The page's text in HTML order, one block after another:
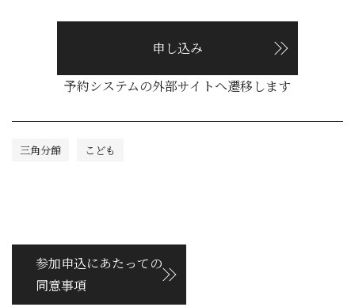
申し込み
予約システムの外部サイトへ遷移します
三角分館 こども
参加申込にあたっての
同意事項